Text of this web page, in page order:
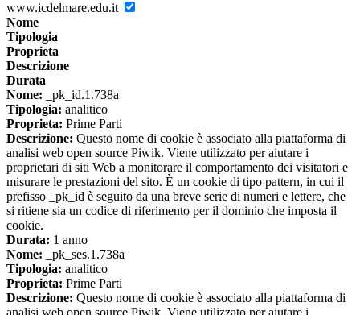
www.icdelmare.edu.it
Nome
Tipologia
Proprieta
Descrizione
Durata
Nome: _pk_id.1.738a
Tipologia: analitico
Proprieta: Prime Parti
Descrizione: Questo nome di cookie è associato alla piattaforma di
analisi web open source Piwik. Viene utilizzato per aiutare i
proprietari di siti Web a monitorare il comportamento dei visitatori e
misurare le prestazioni del sito. È un cookie di tipo pattern, in cui il
prefisso _pk_id è seguito da una breve serie di numeri e lettere, che
si ritiene sia un codice di riferimento per il dominio che imposta il
cookie.
Durata: 1 anno
Nome: _pk_ses.1.738a
Tipologia: analitico
Proprieta: Prime Parti
Descrizione: Questo nome di cookie è associato alla piattaforma di